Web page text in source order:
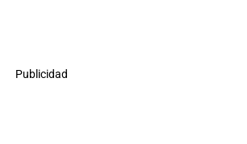
Publicidad